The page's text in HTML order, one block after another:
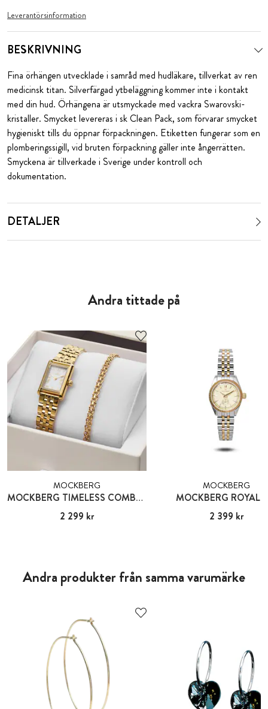
Leverantörsinformation
BESKRIVNING
Fina örhängen utvecklade i samråd med hudläkare, tillverkat av ren
medicinsk titan. Silverfärgad ytbeläggning kommer inte i kontakt
med din hud. Örhängena är utsmyckade med vackra Swarovski-
kristaller. Smycket levereras i sk Clean Pack, som förvarar smycket
hygieniskt tills du öppnar förpackningen. Etiketten fungerar som en
plomberingssigill, vid bruten förpackning gäller inte ångerrätten.
Smyckena är tillverkade i Sverige under kontroll och
dokumentation.
DETALJER
Andra tittade på
MOCKBERG
MOCKBERG TIMELESS COMBO GOLD
Pris :2 299 kr
2 299 kr
MOCKBERG
MOCKBERG ROYAL
Pris :2 399 kr
2 399 kr
Andra produkter från samma varumärke